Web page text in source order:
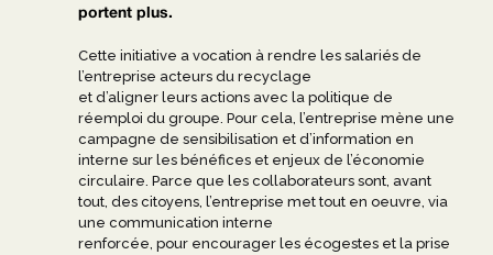
portent plus.
Cette initiative a vocation à rendre les salariés de
l’entreprise acteurs du recyclage
et d’aligner leurs actions avec la politique de
réemploi du groupe. Pour cela, l’entreprise mène une
campagne de sensibilisation et d’information en
interne sur les bénéfices et enjeux de l’économie
circulaire. Parce que les collaborateurs sont, avant
tout, des citoyens, l’entreprise met tout en oeuvre, via
une communication interne
renforcée, pour encourager les écogestes et la prise